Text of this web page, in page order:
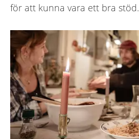
för att kunna vara ett bra stöd.